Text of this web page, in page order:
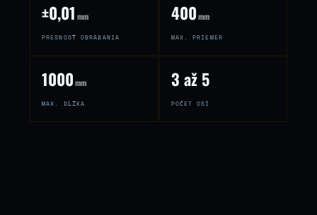
±0,01 mm
PRESNOSŤ OBRÁBANIA
400mm
MAX. PRIEMER
1000mm
MAX. DĹŽKA
3 až 5
POČET OSÍ